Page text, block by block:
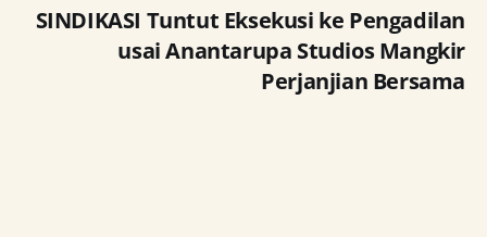
SINDIKASI Tuntut Eksekusi ke Pengadilan
usai Anantarupa Studios Mangkir
Perjanjian Bersama